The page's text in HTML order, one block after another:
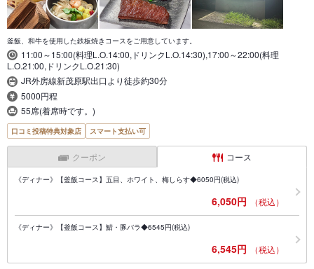
釜飯、和牛を使用した鉄板焼きコースをご用意しています。
11:00～15:00(料理L.O.14:00,ドリンクL.O.14:30),17:00～22:00(料理
L.O.21:00,ドリンクL.O.21:30)
JR外房線新茂原駅出口より徒歩約30分
5000円程
55席(着席時です。)
口コミ投稿特典対象店 スマート支払い可
クーポン コース
《ディナー》【釜飯コース】五目、ホワイト、梅しらす◆6050円(税込)
6,050円 （税込）
《ディナー》【釜飯コース】鯖・豚バラ◆6545円(税込)
6,545円 （税込）